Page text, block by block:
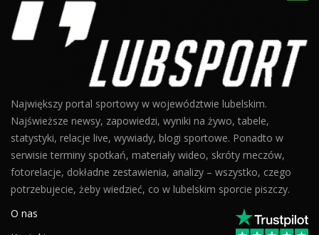
Największy portal sportowy w województwie lubelskim.
Najświeższe newsy, zapowiedzi, wyniki na żywo, tabele,
statystyki, relacje live, wywiady, blogi sportowe. Ponadto w
serwisie terminy spotkań, materiały wideo, skróty meczów,
fotorelacje, dokładne zestawienia, analizy – wszystko, czego
potrzebujecie, żeby wiedzieć, co w lubelskim sporcie piszczy.
O nas